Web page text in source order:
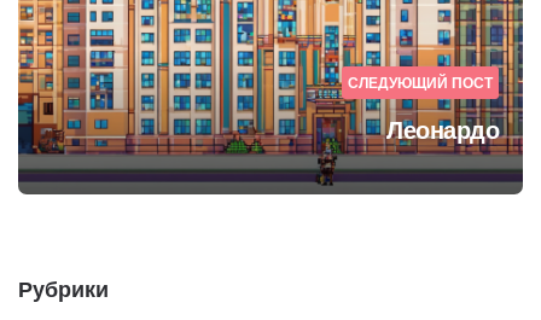
СЛЕДУЮЩИЙ ПОСТ
Леонардо
Рубрики